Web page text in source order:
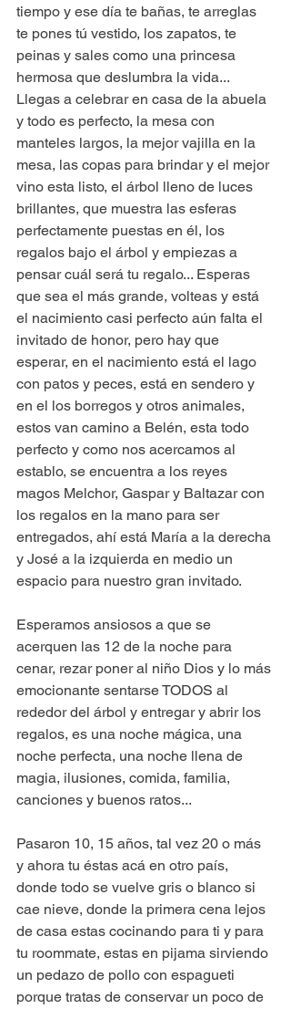
tiempo y ese día te bañas, te arreglas
te pones tú vestido, los zapatos, te
peinas y sales como una princesa
hermosa que deslumbra la vida...
Llegas a celebrar en casa de la abuela
y todo es perfecto, la mesa con
manteles largos, la mejor vajilla en la
mesa, las copas para brindar y el mejor
vino esta listo, el árbol lleno de luces
brillantes, que muestra las esferas
perfectamente puestas en él, los
regalos bajo el árbol y empiezas a
pensar cuál será tu regalo... Esperas
que sea el más grande, volteas y está
el nacimiento casi perfecto aún falta el
invitado de honor, pero hay que
esperar, en el nacimiento está el lago
con patos y peces, está en sendero y
en el los borregos y otros animales,
estos van camino a Belén, esta todo
perfecto y como nos acercamos al
establo, se encuentra a los reyes
magos Melchor, Gaspar y Baltazar con
los regalos en la mano para ser
entregados, ahí está María a la derecha
y José a la izquierda en medio un
espacio para nuestro gran invitado.
Esperamos ansiosos a que se
acerquen las 12 de la noche para
cenar, rezar poner al niño Dios y lo más
emocionante sentarse TODOS al
rededor del árbol y entregar y abrir los
regalos, es una noche mágica, una
noche perfecta, una noche llena de
magia, ilusiones, comida, familia,
canciones y buenos ratos...
Pasaron 10, 15 años, tal vez 20 o más
y ahora tu éstas acá en otro país,
donde todo se vuelve gris o blanco si
cae nieve, donde la primera cena lejos
de casa estas cocinando para ti y para
tu roommate, estas en pijama sirviendo
un pedazo de pollo con espagueti
porque tratas de conservar un poco de